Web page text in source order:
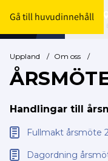
Gå till huvudinnehåll
Uppland / Om oss /
Handlingar till
Fullmakt årsmöte
Dagordning